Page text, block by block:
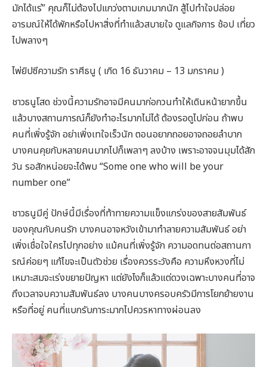
มักได้แร่” คุณก็ไม่ต้องไปแกว่งตามเกมมากนัก สู้ไปทำใจปล่อย
อารมณ์ให้ได้พักหรือไปหาสิ่งที่ทำแล้วสบายใจ ดูแลกิจการ ช้อป เที่ยว
ไปพลางๆ
ไพ่ยิปซีความรัก ราศีธนู ( เกิด 16 ธันวาคม – 13 มกราคม )
ชาวธนูโสด ช่วงนี้ความรักอาจมีคนมาก่อกวนทำให้เดินหน้ายากขึ้น
แล้วบางสถานการณ์ก็ยังทำอะไรมากไม่ได้ ต้องรอดูไปก่อน ถ้าพบ
คนที่เพิ่งรู้จัก อย่าเพิ่งเทใจเร็วนัก ตอนอยากถอยอาจถอยลำบาก
บางคนคุยกับหลายคนมากไปก็เพลาๆ ลงบ้าง เพราะอาจจนมุมได้สัก
วัน รอสักหน่อยจะได้พบ “Some one who will be your
number one”
ชาวธนูมีคู่ ปักษ์นี้มีเรื่องที่ท้าทายความแข็งแกร่งของสายสัมพันธ์
ของคุณกับคนรัก บางคนอาจหวังเข้ามาทำลายความสัมพันธ์ อย่า
เพิ่งเชื่อใจใครไปทุกอย่าง แม้คนที่เพิ่งรู้จัก ความอดทนต่อสถานกา
รณ์ค่อยๆ แก้ไขจะเป็นตัวช่วย เรื่องควรระวังคือ ความหึงหวงที่ไม่
เหมาะสมจะเร่งขยายปัญหา แต่ยังไงก็แล้วแต่ดวงเฉพาะบางคนที่อาจ
ถึงเวลาจบความสัมพันธ์ลง บางคนบางครอบครัวมีการโยกย้ายงาน
หรือที่อยู่ คนที่แบกรับภาระมากไปควรหาทางผ่อนลง